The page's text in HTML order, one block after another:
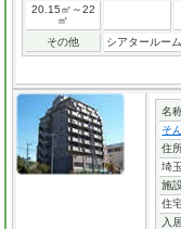
20.15㎡～22
㎡
その他 シアタールー
名
そ
住
埼
施
住
入